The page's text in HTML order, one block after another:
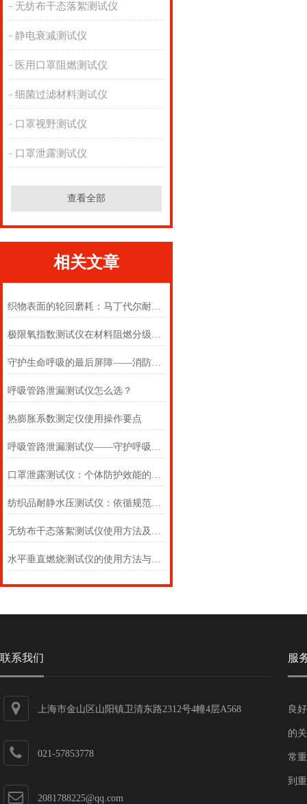
无纺布干态落絮测试仪
静电衰减测试仪
医用口罩阻燃测试仪
细菌过滤材料测试仪
口罩视野测试仪
口罩泄露测试仪
查看全部
相关文章
织物表面的轮回磨耗：马丁代尔耐磨仪在多点轨迹与压力恒定下的耐用叙事
极限氧指数测试仪在材料阻燃分级中的浓度边界判定
守护生命呼吸的最后屏障——消防自救呼吸器防护性能测试仪的全面检测
呼吸管路泄漏测试仪怎么选？
热膨胀系数测定仪使用操作要点
呼吸管路泄漏测试仪——守护呼吸类医疗器械安全的精密检测方案
口罩泄露测试仪：个体防护效能的科学评估仪器
纺织品耐静水压测试仪：依循规范，精准测防渗
无纺布干态落絮测试仪使用方法及注意事项详解
水平垂直燃烧测试仪的使用方法与注意事项
联系我们
上海市金山区山阳镇卫清东路2312号4幢4层A568
021-57853778
2081788225@qq.com
服
良
的
常
到